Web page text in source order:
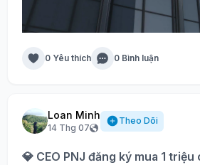
0 Yêu thích 0 Bình luận
Loan Minh
14 Thg 07
Theo Dõi
💎 CEO PNJ đăng ký mua 1